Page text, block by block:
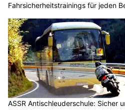
Fahrsicherheitstrainings für jeden
ASSR Antischleuderschule: Sicher